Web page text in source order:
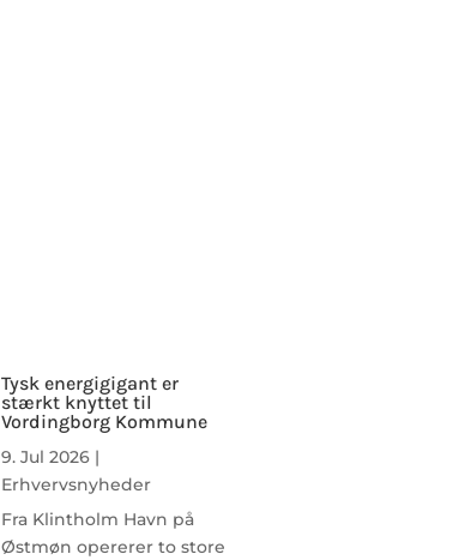
Tysk energigigant er
stærkt knyttet til
Vordingborg Kommune
9. Jul 2026|
Erhvervsnyheder
Fra Klintholm Havn på
Østmøn opererer to store